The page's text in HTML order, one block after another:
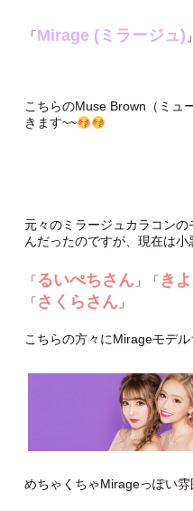
「Mirage (ミラージュ) 」
こちらのMuse Brown（ミュ
きます~~
元々のミラージュカラコン
んだったのですが、現在は
「 るいぺちさん」「 き
「 さくらさん」
こちらの方々にMirageモデ
めちゃくちゃMirageっぽい